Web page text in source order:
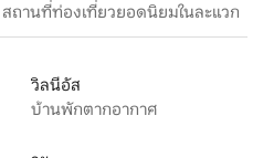
สถานที่ท่องเที่ยวยอดนิยมในละแวก
วิลนีอัส
บ้านพักตากอากาศ